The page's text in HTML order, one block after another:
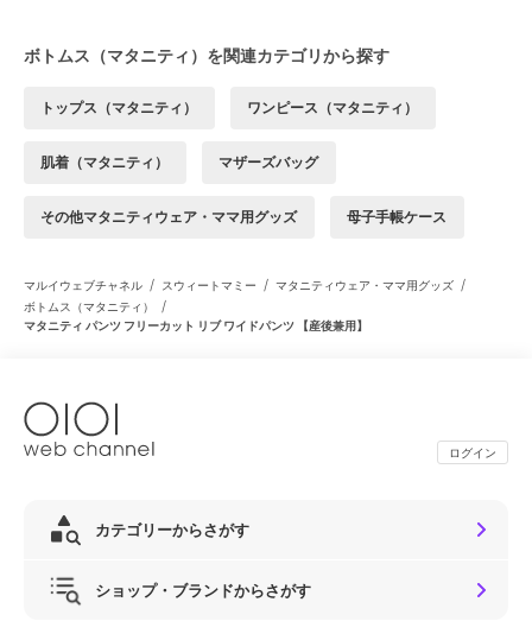
ボトムス（マタニティ）を関連カテゴリから探す
トップス（マタニティ） ワンピース（マタニティ）
肌着（マタニティ） マザーズバッグ
その他マタニティウェア・ママ用グッズ 母子手帳ケース
マルイウェブチャネル / スウィートマミー / マタニティウェア・ママ用グッズ /
ボトムス（マタニティ） /
マタニティ パンツ フリーカット リブ ワイドパンツ 【産後兼用】
ログイン
カテゴリーからさがす
ショップ・ブランドからさがす